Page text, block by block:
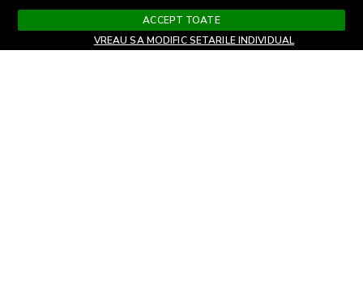
ACCEPT TOATE
VREAU SA MODIFIC SETARILE INDIVIDUAL